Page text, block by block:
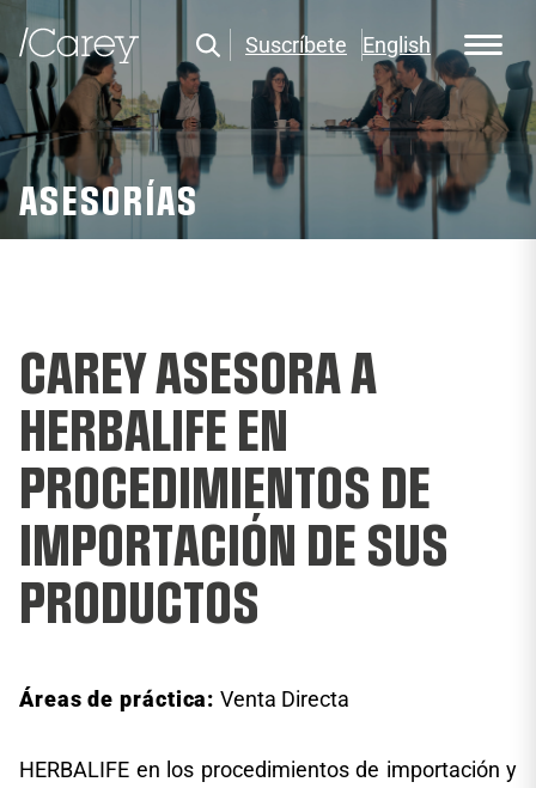
Suscríbete English
ASESORÍAS
CAREY ASESORA A
HERBALIFE EN
PROCEDIMIENTOS DE
IMPORTACIÓN DE SUS
PRODUCTOS
Áreas de práctica:Venta Directa
HERBALIFE en los procedimientos de importación y